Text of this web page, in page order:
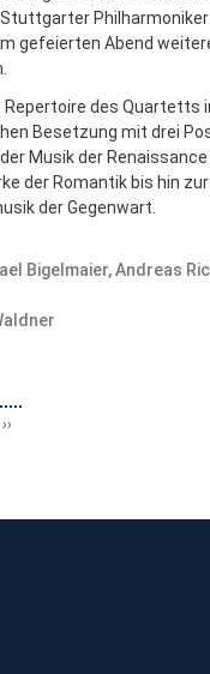
gefeierten Abend
Repertoire des Quartetts
Besetzung mit drei
Musik der
der Romantik bis hin zur
der Gegenwart.
Bigelmaier,Andreas